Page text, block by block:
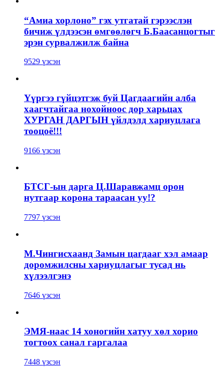
“Амиа хорлоно” гэх утгатай гэрээслэн
бичиж үлдээсэн өмгөөлөгч Б.Баасанцогтыг
эрэн сурвалжилж байна
9529 үзсэн
Үүргээ гүйцэтгэж буй Цагдаагийн алба
хаагчтайгаа нохойноос дор харьцах
ХУРГАН ДАРГЫН үйлдэлд хариуцлага
тооцоё!!!
9166 үзсэн
БТСГ-ын дарга Ц.Шаравжамц орон
нутгаар корона тараасан уу!?
7797 үзсэн
М.Чингисхаанд Замын цагдааг хэл амаар
доромжилсны хариуцлагыг тусад нь
хүлээлгэнэ
7646 үзсэн
ЭМЯ-наас 14 хоногийн хатуу хөл хорио
тогтоох санал гаргалаа
7448 үзсэн